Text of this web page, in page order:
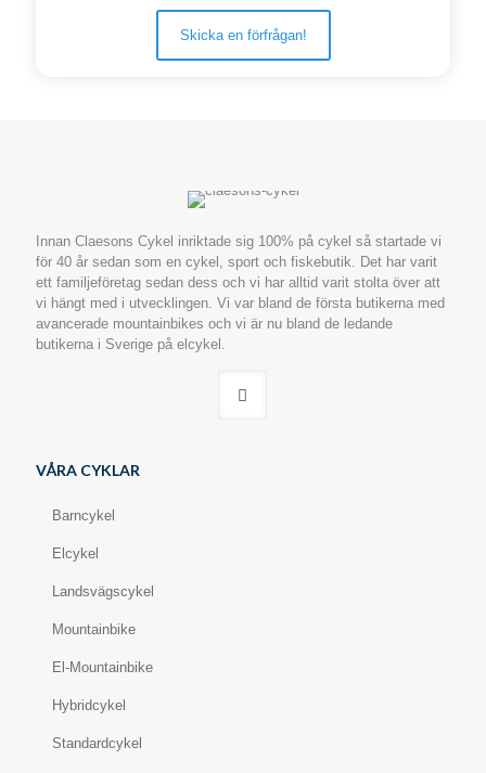
Skicka en förfrågan!
Innan Claesons Cykel inriktade sig 100% på cykel så startade vi
för 40 år sedan som en cykel, sport och fiskebutik. Det har varit
ett familjeföretag sedan dess och vi har alltid varit stolta över att
vi hängt med i utvecklingen. Vi var bland de första butikerna med
avancerade mountainbikes och vi är nu bland de ledande
butikerna i Sverige på elcykel.
VÅRA CYKLAR
Barncykel
Elcykel
Landsvägscykel
Mountainbike
El-Mountainbike
Hybridcykel
Standardcykel